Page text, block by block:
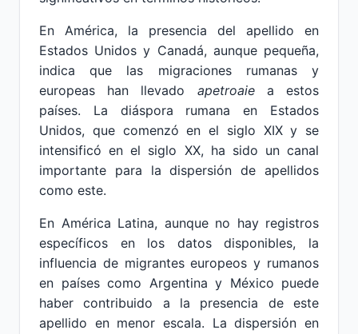
En América, la presencia del apellido en
Estados Unidos y Canadá, aunque pequeña,
indica que las migraciones rumanas y
europeas han llevado apetroaiea estos
países. La diáspora rumana en Estados
Unidos, que comenzó en el siglo XIX y se
intensificó en el siglo XX, ha sido un canal
importante para la dispersión de apellidos
como este.
En América Latina, aunque no hay registros
específicos en los datos disponibles, la
influencia de migrantes europeos y rumanos
en países como Argentina y México puede
haber contribuido a la presencia de este
apellido en menor escala. La dispersión en